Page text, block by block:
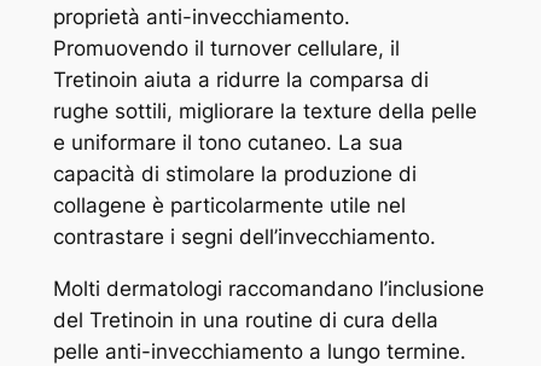
proprietà anti-invecchiamento.
Promuovendo il turnover cellulare, il
Tretinoin aiuta a ridurre la comparsa di
rughe sottili, migliorare la texture della pelle
e uniformare il tono cutaneo. La sua
capacità di stimolare la produzione di
collagene è particolarmente utile nel
contrastare i segni dell’invecchiamento.
Molti dermatologi raccomandano l’inclusione
del Tretinoin in una routine di cura della
pelle anti-invecchiamento a lungo termine.